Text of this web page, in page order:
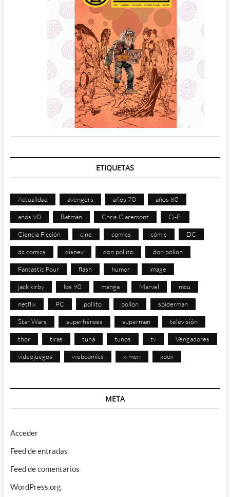
ETIQUETAS
Actualidad avengers años 70 años 80
años 90 Batman Chris Claremont Ci-Fi
Ciencia Ficción cine comics cómic DC
dc comics disney don pollito don pollon
Fantastic Four flash humor image
jack kirby los 90 manga Marvel mcu
netflix PC pollito pollon spiderman
Star Wars superhéroes superman televisión
thor tiras tuna tunos tv Vengadores
videojuegos webcomics x-men xbox
META
Acceder
Feed de entradas
Feed de comentarios
WordPress.org